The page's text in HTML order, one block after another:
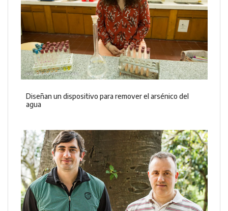
Diseñan un dispositivo para remover el arsénico del
agua